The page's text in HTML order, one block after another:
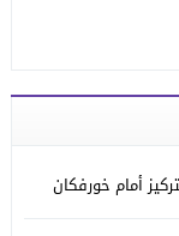
أمام خورفكان